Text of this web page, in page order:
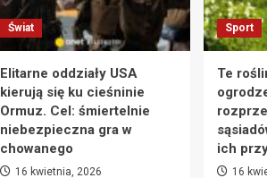
Świat
Elitarne oddziały USA
kierują się ku cieśninie
Ormuz. Cel: śmiertelnie
niebezpieczna gra w
chowanego
16 kwietnia, 2026
Sport
Te
ich
16